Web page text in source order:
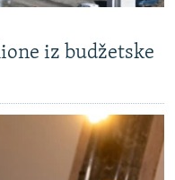
iz budžetske